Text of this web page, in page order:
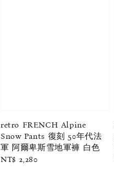
retro FRENCH Alpine
Snow Pants 復刻 50年代法
軍 阿爾卑斯雪地軍褲 白色
Regular
NT$ 2,280